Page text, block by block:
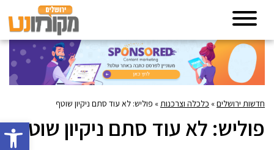
פתח
חדשות ירושלים» כלכלה וצרכנות» פוליש: לא עוד סתם ניקיון שוטף
פוליש: לא עוד סתם ניקיון שוטף